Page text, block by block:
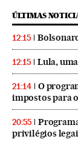
ÚLTIMAS
12:15
12:15 Lula,
21:14
O
impostos para
20:55
privilégios